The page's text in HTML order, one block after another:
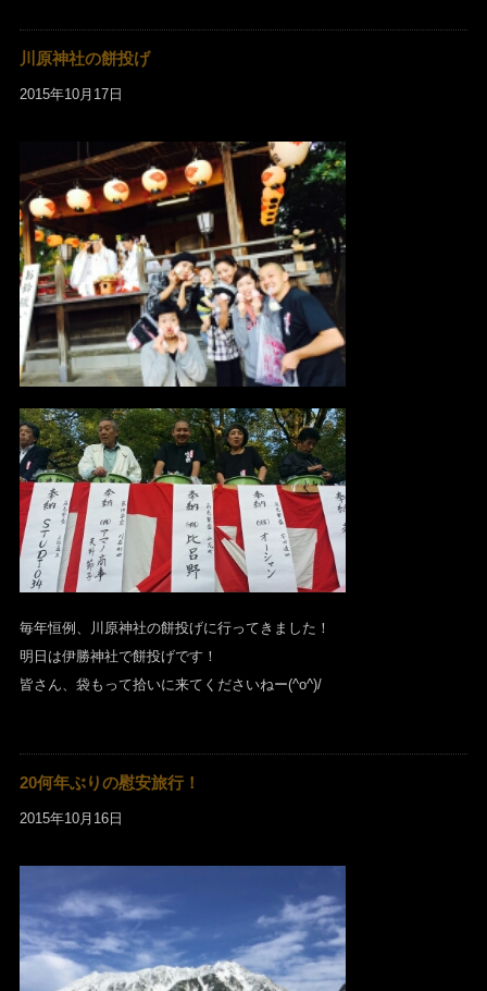
川原神社の餅投げ
2015年10月17日
毎年恒例、川原神社の餅投げに行ってきました！
明日は伊勝神社で餅投げです！
皆さん、袋もって拾いに来てくださいねー(^o^)/
20何年ぶりの慰安旅行！
2015年10月16日